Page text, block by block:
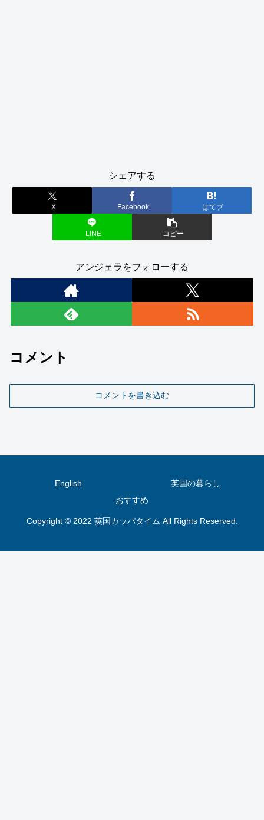
シェアする
X Facebook はてブ
LINE コピー
アンジェラをフォローする
コメント
コメントを書き込む
English
英国の暮らし
おすすめ
Copyright © 2022 英国カッパタイム All Rights Reserved.